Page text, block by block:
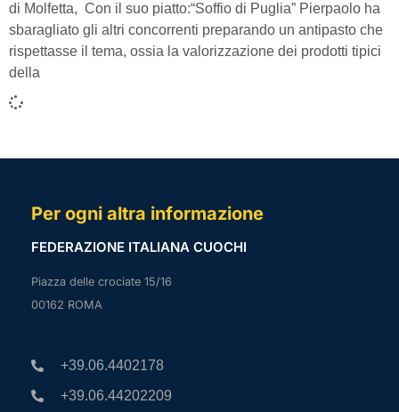
di Molfetta, Con il suo piatto:“Soffio di Puglia” Pierpaolo ha
sbaragliato gli altri concorrenti preparando un antipasto che
rispettasse il tema, ossia la valorizzazione dei prodotti tipici
della
Per ogni altra informazione
FEDERAZIONE ITALIANA CUOCHI
Piazza delle crociate 15/16
00162 ROMA
+39.06.4402178
+39.06.44202209